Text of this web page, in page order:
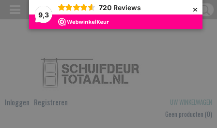
9,3
720 Reviews ×
Inloggen Registreren
UW WINKELWAGEN
Geen producten (0)